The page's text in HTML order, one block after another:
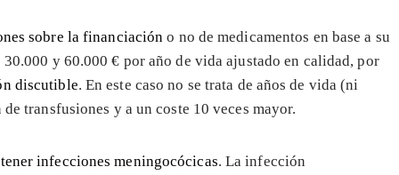
sobre la financiacióno no de medicamentos en base a su
y 60.000 € por año de vida ajustado en calidad, por
discutible. En este caso no se trata de años de vida (ni
transfusiones y a un coste 10 veces mayor.
infecciones meningocócicas. La infección